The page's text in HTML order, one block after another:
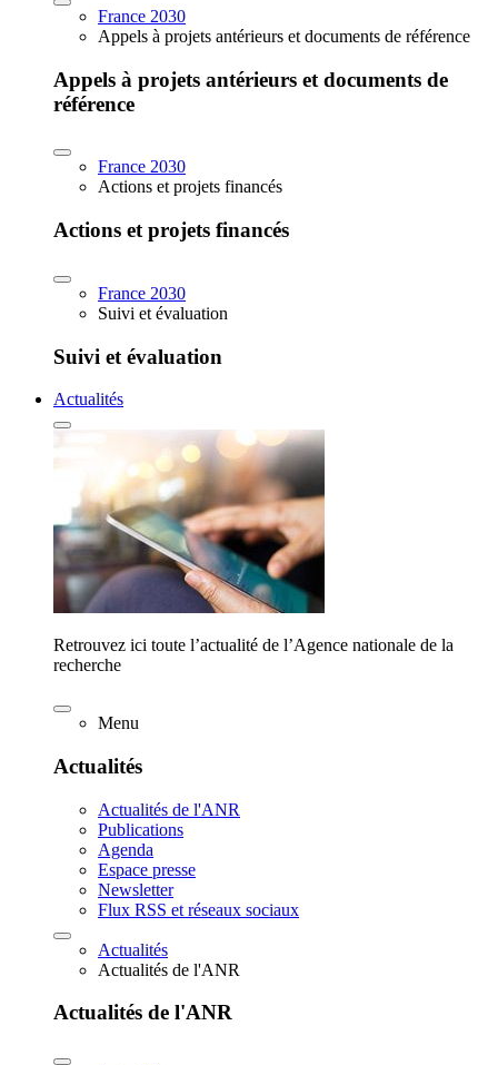
France 2030
Appels à projets antérieurs et documents de référence
Appels à projets antérieurs et documents de
référence
France 2030
Actions et projets financés
Actions et projets financés
France 2030
Suivi et évaluation
Suivi et évaluation
Actualités
Retrouvez ici toute l’actualité de l’Agence nationale de la
recherche
Menu
Actualités
Actualités de l'ANR
Publications
Agenda
Espace presse
Newsletter
Flux RSS et réseaux sociaux
Actualités
Actualités de l'ANR
Actualités de l'ANR